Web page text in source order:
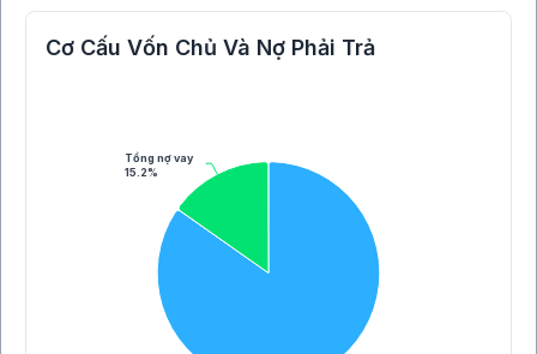
Cơ Cấu Vốn Chủ Và Nợ Phải Trả
Tổng nợ vay
15.2%